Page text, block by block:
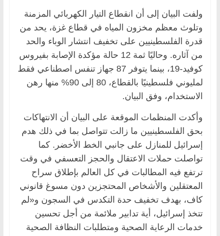
ولفت البيان إلى أن انقطاع التيار الكهربائي المزمنة
وتلوث معظم مخزون المياه في قطاع غزة، يحد من
قدرة الفلسطينيين على تخفيف انتشار الوباء والحد
من آثاره. وحاليًا ثمة 12 حالة مؤكدة الإصابة بفيروس
كوفيد-19، بينما يتوفر 87 جهاز تنفس اصطناعي فقط
لمليوني فلسطينيًا بالقطاع، 80 إلى 90% منها رهن
الاستخدام، وفق البيان.
وأكدت المنظمات الموقعة على البيان أن الانتهاكات
بحق الفلسطينيين ما زالت تتواصل بما في ذلك هدم
إسرائيل للمنازل على جانبي الخط الأخضر. كما
تواصلت حملات الاعتقال والحجز التعسفي في وقت
ترتفع فيه المطالبات في كل العالم بإطلاق سراح
المعتقلين والأشخاص المحتجزين دون مسوغ قانوني
كاف، بهدف تخفيف حدة التكدس في السجون و«لم
تتخذ إسرائيل، أية تدابير ملائمة من أجل تحسين
خدمات الرعاية الصحية ومتطلبات النظافة الصحية